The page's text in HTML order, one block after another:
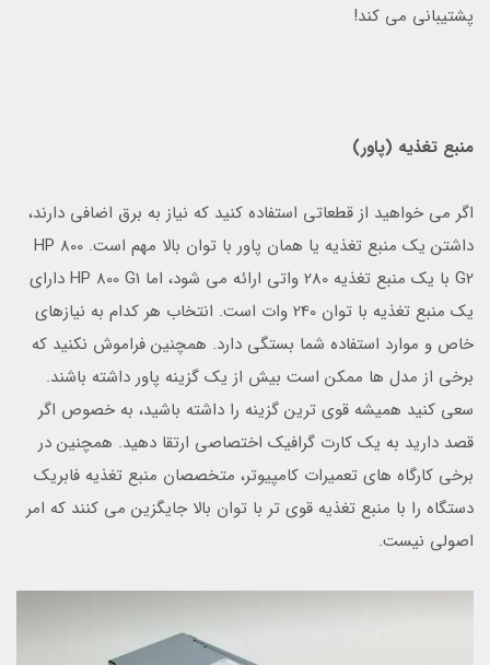
پشتیبانی می کند!
منبع تغذیه (پاور)
اگر می خواهید از قطعاتی استفاده کنید که نیاز به برق اضافی دارند،
داشتن یک منبع تغذیه یا همان پاور با توان بالا مهم است. HP 800
G2 با یک منبع تغذیه 280 واتی ارائه می شود، اما HP 800 G1 دارای
یک منبع تغذیه با توان 240 وات است. انتخاب هر کدام به نیازهای
خاص و موارد استفاده شما بستگی دارد. همچنین فراموش نکنید که
برخی از مدل ها ممکن است بیش از یک گزینه پاور داشته باشند.
سعی کنید همیشه قوی ترین گزینه را داشته باشید، به خصوص اگر
قصد دارید به یک کارت گرافیک اختصاصی ارتقا دهید. همچنین در
برخی کارگاه های تعمیرات کامپیوتر، متخصصان منبع تغذیه فابریک
دستگاه را با منبع تغذیه قوی تر با توان بالا جایگزین می کنند که امر
اصولی نیست.